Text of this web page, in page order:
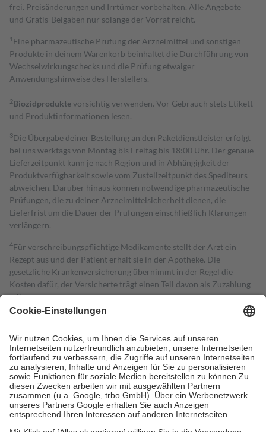
frei. Preisänderungen und Irrtümer vorbehalten. Alle Angebote
und Gratis-Beigaben nur solange der Vorrat reicht.
1 Eine pharmazeutische Prüfung der Arzneimittel und sonstigen
Produkte in deinem Warenkorb beinhaltet die Durchführung von
Wechselwirkungschecks und die Prüfung etwaiger
Anwendungshinweise des Herstellers.
2Biozidproduktevorsichtig verwenden. Vor Gebrauch stets Etikett
und Produktinformationen lesen.
3Die Übergabe deiner Bestellung an den Paketdienstleister erfolgt
bei uns werktags von Montag bis Freitag bis 18:00 Uhr. Der genaue
Lieferzeitpunkt kann je nach Region und in Abhängigkeit der
Produktverfügbarkeit sowie vom Zustellzeitpunkt des Spediteurs
abweichen. Darüber hinaus können notwendige pharmazeutische
Prüfungen, die zu deiner Arzneimittelsicherheit dienen, die
Lieferfrist um die Dauer der Prüfungen einschließlich Klärungen
verlängern.
4Für verschreibungspflichtige Medikamente stellt der Arzt ein
Rezept aus und der Patient erhält sie in der Apotheke. Die
gesetzliche Krankenversicherung übernimmt in der Regel die
Kosten dafür, der Versicherte trägt einen Teil davon als Zuzahlung
mit.
Grundsätzlich leisten Mitglieder Zuzahlungen in Höhe von zehn
höchstens zehn Euro.
Es sind jedoch nie mehr als die tatsächlichen
Kosten der Leistung zu entrichten.
Diese Regeln gelten grundsätzlich auch für Online-Apotheken.
Bei Heilmitteln und häuslicher Krankenpflege beträgt die
Zuzahlung zehn Prozent der Kosten sowie zehn Euro je
Verordnung.
Um das Engagement der Versicherten für ihre eigene Gesundheit zu
stärken und die besondere Stellung der Familie zu unterstützen,